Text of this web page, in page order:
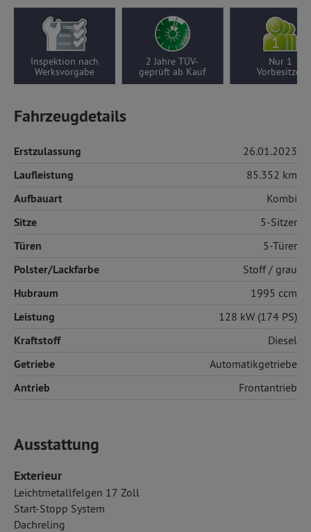
Inspektion nach
Werksvorgabe
2 Jahre TÜV-
geprüft ab Kauf
Nur 1
Vorbesitzer
Fahrzeugdetails
Erstzulassung 26.01.2023
Laufleistung 85.352 km
Aufbauart Kombi
Sitze 5-Sitzer
Türen 5-Türer
Polster/Lackfarbe Stoff/ grau
Hubraum 1995 ccm
Leistung 128 kW (174 PS)
Kraftstoff Diesel
Getriebe Automatikgetriebe
Antrieb Frontantrieb
Ausstattung
Exterieur
Leichtmetallfelgen 17 Zoll
Start-Stopp System
Dachreling